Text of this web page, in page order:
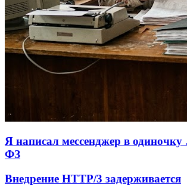
Я написал мессенджер в
ФЗ
Внедрение HTTP/3 задерживается